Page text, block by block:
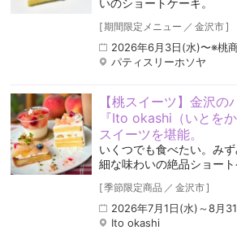
[期間限定メニュー ／ 金沢市]
2026年6月3日(水)〜※桃
パティスリーホソヤ
【桃スイーツ】金沢の
『Ito okashi（いとを
スイーツを堪能。
いくつでも食べたい。み
細な味わいの絶品ショート
[季節限定商品 ／ 金沢市]
2026年7月1日(水)～8月
Ito okashi